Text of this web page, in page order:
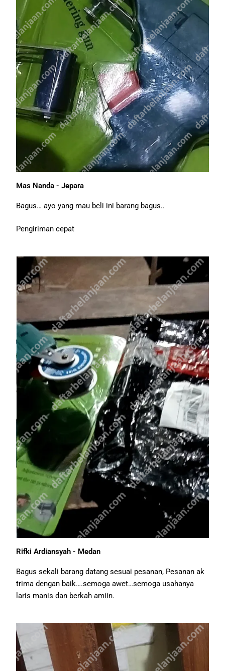
Mas Nanda - Jepara
Bagus… ayo yang mau beli ini barang bagus..
Pengiriman cepat
Rifki Ardiansyah - Medan
Bagus sekali barang datang sesuai pesanan, Pesanan ak
trima dengan baik….semoga awet…semoga usahanya
laris manis dan berkah amiin.